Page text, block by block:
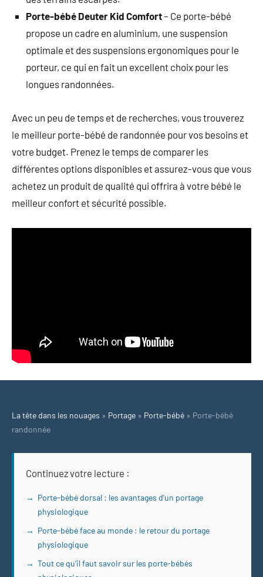
Porte-bébé Deuter Kid Comfort– Ce porte-bébé
propose un cadre en aluminium, une suspension
optimale et des suspensions ergonomiques pour le
porteur, ce qui en fait un excellent choix pour les
longues randonnées.
Avec un peu de temps et de recherches, vous trouverez
le meilleur porte-bébé de randonnée pour vos besoins et
votre budget. Prenez le temps de comparer les
différentes options disponibles et assurez-vous que vous
achetez un produit de qualité qui offrira à votre bébé le
meilleur confort et sécurité possible.
La tête dans les nouages » Portage » Porte-bébé » Porte-bébé
randonnée
Continuez votre lecture :
Porte-bébé dorsal : les avantages d’un portage
physiologique
Porte-bébé face au monde : le retour du portage
physiologique
Tout ce qu’il faut savoir sur les porte-bébés